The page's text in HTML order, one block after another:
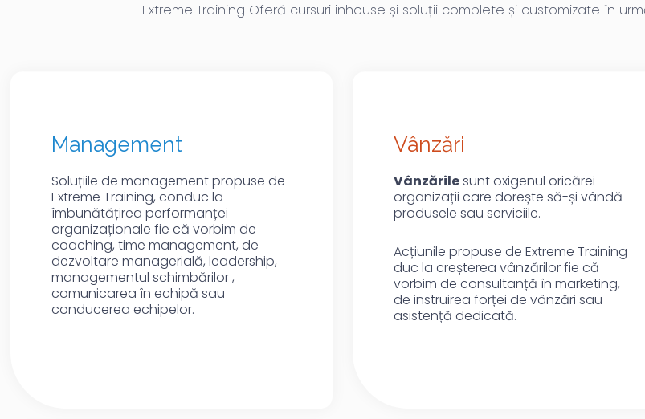
Extreme Training Oferă cursuri inhouse și soluții complete și customizate în
Management
Soluțiile de management propuse de
Extreme Training, conduc la
îmbunătățirea performanței
organizaționale fie că vorbim de
coaching, time management, de
dezvoltare managerială, leadership,
managementul schimbărilor ,
comunicarea în echipă sau
conducerea echipelor.
Vânzări
Vânzărilesunt oxigenul oricărei
organizații care dorește să-și vândă
produsele sau serviciile.
Acțiunile propuse de Extreme Training
duc la creșterea vânzărilor fie că
vorbim de consultanță în marketing,
de instruirea forței de vânzări sau
asistență dedicată.